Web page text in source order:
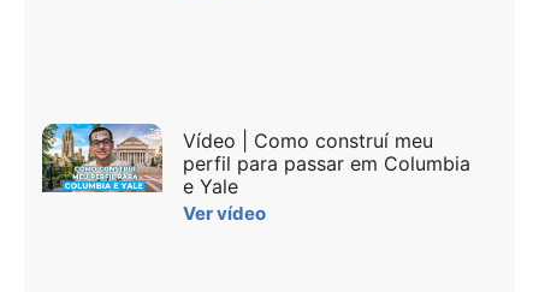
Vídeo | Como construí meu
perfil para passar em Columbia
e Yale
Ver vídeo